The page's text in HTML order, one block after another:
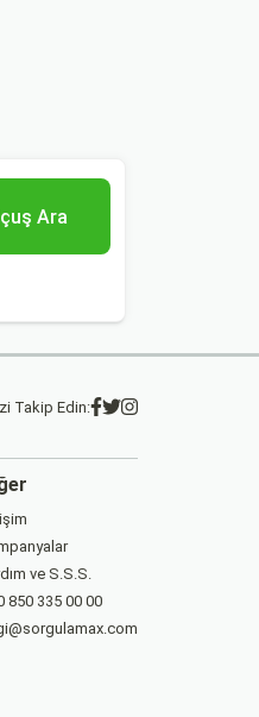
Ara
Takip Edin:
ve S.S.S.
850 335 00 00